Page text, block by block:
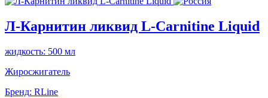
Л-Карнитин ликвид L-Carnitine Liquid
жидкость: 500 мл
Жиросжигатель
Бренд: RLine